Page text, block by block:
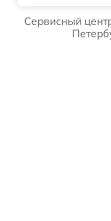
Сервисный